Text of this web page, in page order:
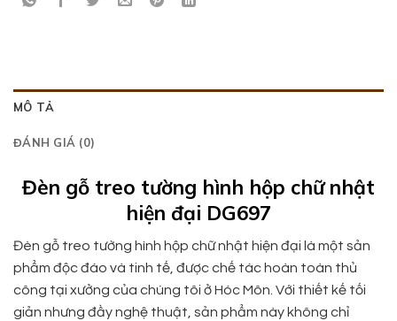
MÔ TẢ
ĐÁNH GIÁ (0)
Đèn gỗ treo tường hình hộp chữ nhật
hiện đại DG697
Đèn gỗ treo tường hình hộp chữ nhật hiện đại là một sản
phẩm độc đáo và tinh tế, được chế tác hoàn toàn thủ
công tại xưởng của chúng tôi ở Hóc Môn. Với thiết kế tối
giản nhưng đầy nghệ thuật, sản phẩm này không chỉ